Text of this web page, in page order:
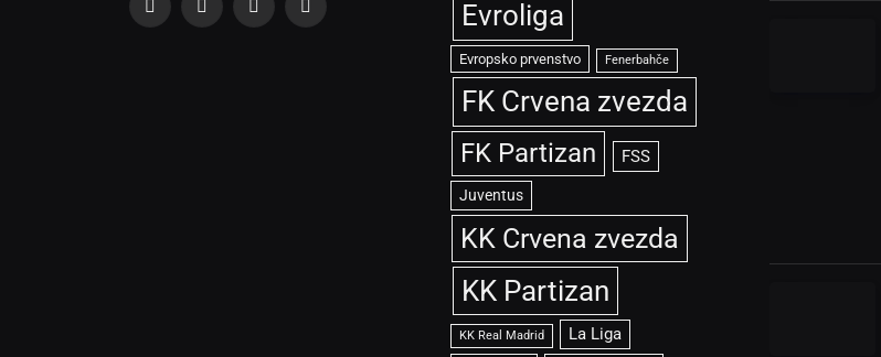
Facebook
X
InstagramTikTok Evroliga
Evropsko prvenstvo Fenerbahče
FK Crvena zvezda
FK Partizan FSS
Juventus
KK Crvena zvezda
KK Partizan
KK Real Madrid La Liga